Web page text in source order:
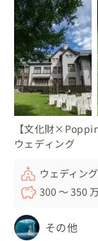
【文化財
ウェディング
ウェディング
300 〜 350
その他